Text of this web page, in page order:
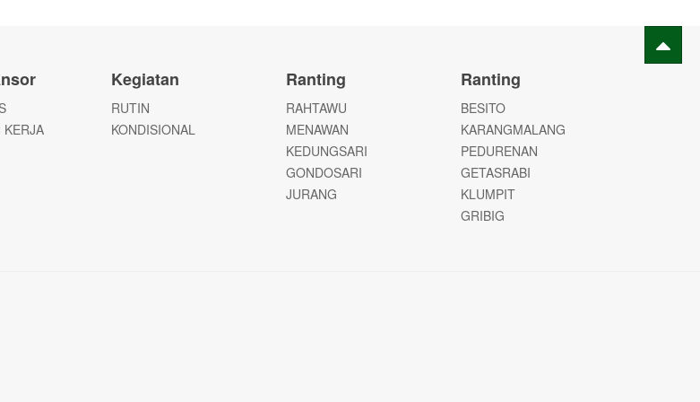
KERJA
Kegiatan
RUTIN
KONDISIONAL
Ranting
RAHTAWU
MENAWAN
KEDUNGSARI
GONDOSARI
JURANG
Ranting
BESITO
KARANGMALANG
PEDURENAN
GETASRABI
KLUMPIT
GRIBIG